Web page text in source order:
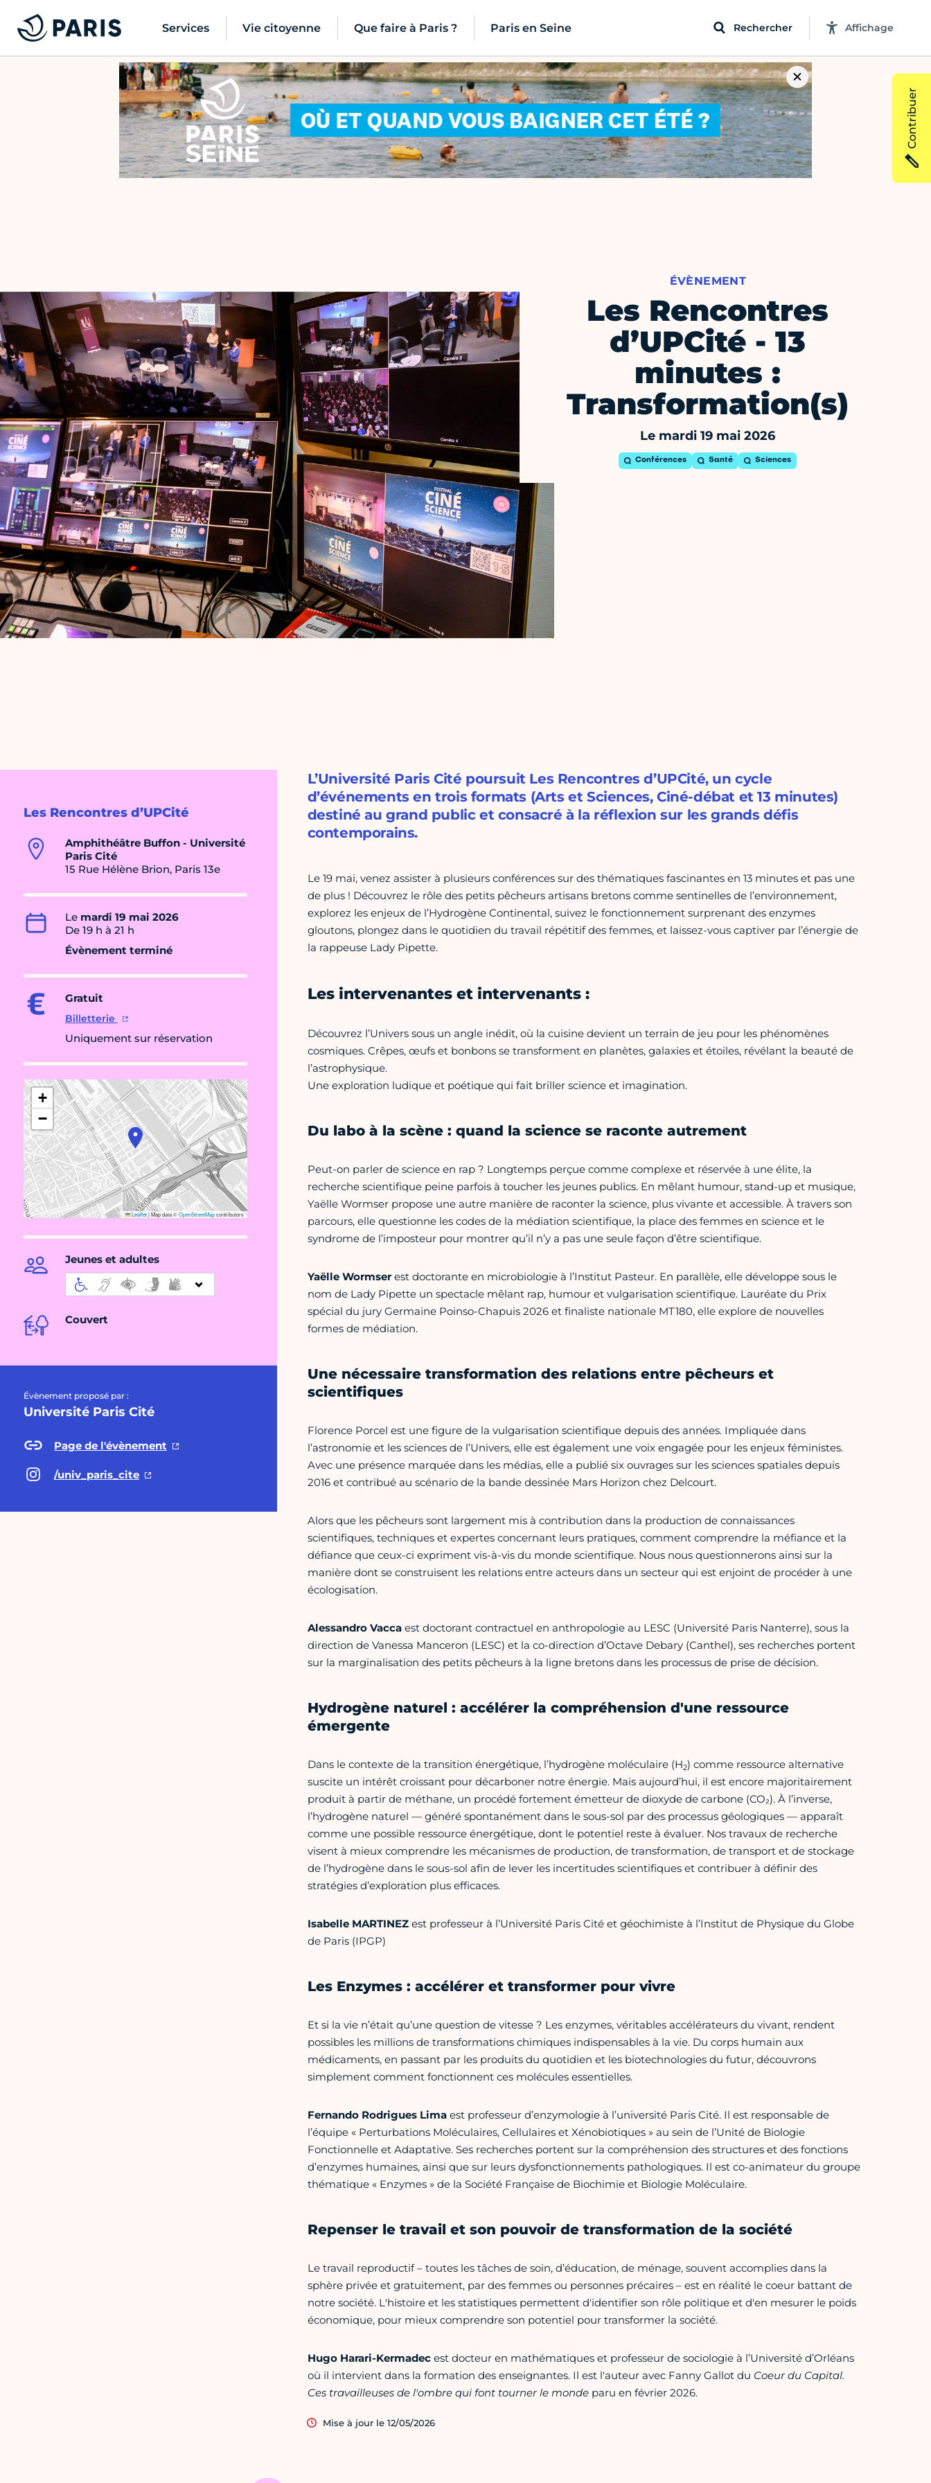
Services Vie citoyenne Que faire à Paris ? Paris en Seine Rechercher Affichage
ÉVÈNEMENT
Les Rencontres
d’UPCité - 13
minutes :
Transformation(s)
Le mardi 19 mai 2026
Conférences Santé Sciences
Les Rencontres d’UPCité
Amphithéâtre Buffon - Université
Paris Cité
15 Rue Hélène Brion, Paris 13e
Le mardi 19 mai 2026
De 19 h à 21 h
Évènement terminé
Gratuit
Billetterie
Uniquement sur réservation
+
−
Leaflet|Map data ©OpenStreetMapcontributors
Jeunes et adultes
Couvert
Évènement proposé par :
Université Paris Cité
Page de l'évènement
/univ_paris_cite
L’Université Paris Cité poursuit Les Rencontres d’UPCité, un cycle
d’événements en trois formats (Arts et Sciences, Ciné-débat et 13 minutes)
destiné au grand public et consacré à la réflexion sur les grands défis
contemporains.
Le 19 mai, venez assister à plusieurs conférences sur des thématiques fascinantes en 13 minutes et pas une
de plus ! Découvrez le rôle des petits pêcheurs artisans bretons comme sentinelles de l’environnement,
explorez les enjeux de l’Hydrogène Continental, suivez le fonctionnement surprenant des enzymes
gloutons, plongez dans le quotidien du travail répétitif des femmes, et laissez-vous captiver par l’énergie de
la rappeuse Lady Pipette.
Les intervenantes et intervenants :
Découvrez l’Univers sous un angle inédit, où la cuisine devient un terrain de jeu pour les phénomènes
cosmiques. Crêpes, œufs et bonbons se transforment en planètes, galaxies et étoiles, révélant la beauté de
l’astrophysique.
Une exploration ludique et poétique qui fait briller science et imagination.
Du labo à la scène : quand la science se raconte autrement
Peut-on parler de science en rap ? Longtemps perçue comme complexe et réservée à une élite, la
recherche scientifique peine parfois à toucher les jeunes publics. En mêlant humour, stand-up et musique,
Yaëlle Wormser propose une autre manière de raconter la science, plus vivante et accessible. À travers son
parcours, elle questionne les codes de la médiation scientifique, la place des femmes en science et le
syndrome de l’imposteur pour montrer qu’il n’y a pas une seule façon d’être scientifique.
Yaëlle Wormserest doctorante en microbiologie à l’Institut Pasteur. En parallèle, elle développe sous le
nom de Lady Pipette un spectacle mêlant rap, humour et vulgarisation scientifique. Lauréate du Prix
spécial du jury Germaine Poinso-Chapuis 2026 et finaliste nationale MT180, elle explore de nouvelles
formes de médiation.
Une nécessaire transformation des relations entre pêcheurs et
scientifiques
Florence Porcel est une figure de la vulgarisation scientifique depuis des années. Impliquée dans
l’astronomie et les sciences de l’Univers, elle est également une voix engagée pour les enjeux féministes.
Avec une présence marquée dans les médias, elle a publié six ouvrages sur les sciences spatiales depuis
2016 et contribué au scénario de la bande dessinée Mars Horizon chez Delcourt.
Alors que les pêcheurs sont largement mis à contribution dans la production de connaissances
scientifiques, techniques et expertes concernant leurs pratiques, comment comprendre la méfiance et la
défiance que ceux-ci expriment vis-à-vis du monde scientifique. Nous nous questionnerons ainsi sur la
manière dont se construisent les relations entre acteurs dans un secteur qui est enjoint de procéder à une
écologisation.
Alessandro Vaccaest doctorant contractuel en anthropologie au LESC (Université Paris Nanterre), sous la
direction de Vanessa Manceron (LESC) et la co-direction d’Octave Debary (Canthel), ses recherches portent
sur la marginalisation des petits pêcheurs à la ligne bretons dans les processus de prise de décision.
Hydrogène naturel : accélérer la compréhension d'une ressource
émergente
Dans le contexte de la transition énergétique, l’hydrogène moléculaire (H2) comme ressource alternative
suscite un intérêt croissant pour décarboner notre énergie. Mais aujourd’hui, il est encore majoritairement
produit à partir de méthane, un procédé fortement émetteur de dioxyde de carbone (CO₂). À l’inverse,
l’hydrogène naturel — généré spontanément dans le sous-sol par des processus géologiques — apparaît
comme une possible ressource énergétique, dont le potentiel reste à évaluer. Nos travaux de recherche
visent à mieux comprendre les mécanismes de production, de transformation, de transport et de stockage
de l’hydrogène dans le sous-sol afin de lever les incertitudes scientifiques et contribuer à définir des
stratégies d’exploration plus efficaces.
Isabelle MARTINEZest professeur à l’Université Paris Cité et géochimiste à l’Institut de Physique du Globe
de Paris (IPGP)
Les Enzymes : accélérer et transformer pour vivre
Et si la vie n’était qu’une question de vitesse ? Les enzymes, véritables accélérateurs du vivant, rendent
possibles les millions de transformations chimiques indispensables à la vie. Du corps humain aux
médicaments, en passant par les produits du quotidien et les biotechnologies du futur, découvrons
simplement comment fonctionnent ces molécules essentielles.
Fernando Rodrigues Lima est professeur d’enzymologie à l’université Paris Cité. Il est responsable de
l’équipe « Perturbations Moléculaires, Cellulaires et Xénobiotiques » au sein de l’Unité de Biologie
Fonctionnelle et Adaptative. Ses recherches portent sur la compréhension des structures et des fonctions
d’enzymes humaines, ainsi que sur leurs dysfonctionnements pathologiques. Il est co-animateur du groupe
thématique « Enzymes » de la Société Française de Biochimie et Biologie Moléculaire.
Repenser le travail et son pouvoir de transformation de la société
Le travail reproductif – toutes les tâches de soin, d’éducation, de ménage, souvent accomplies dans la
sphère privée et gratuitement, par des femmes ou personnes précaires – est en réalité le coeur battant de
notre société. L'histoire et les statistiques permettent d'identifier son rôle politique et d'en mesurer le poids
économique, pour mieux comprendre son potentiel pour transformer la société.
Hugo Harari-Kermadec est docteur en mathématiques et professeur de sociologie à l’Université d’Orléans
où il intervient dans la formation des enseignantes. Il est l'auteur avec Fanny Gallot du Coeur du Capital.
Ces travailleuses de l'ombre qui font tourner le monde paru en février 2026.
Mise à jour le 12/05/2026
Contribuer